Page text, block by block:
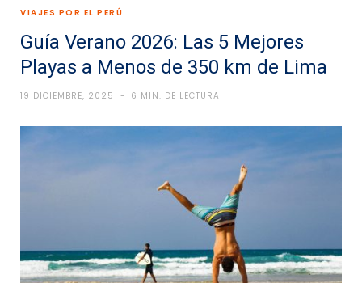
VIAJES POR EL PERÚ
Guía Verano 2026: Las 5 Mejores
Playas a Menos de 350 km de Lima
19 DICIEMBRE, 2025 6 MIN. DE LECTURA